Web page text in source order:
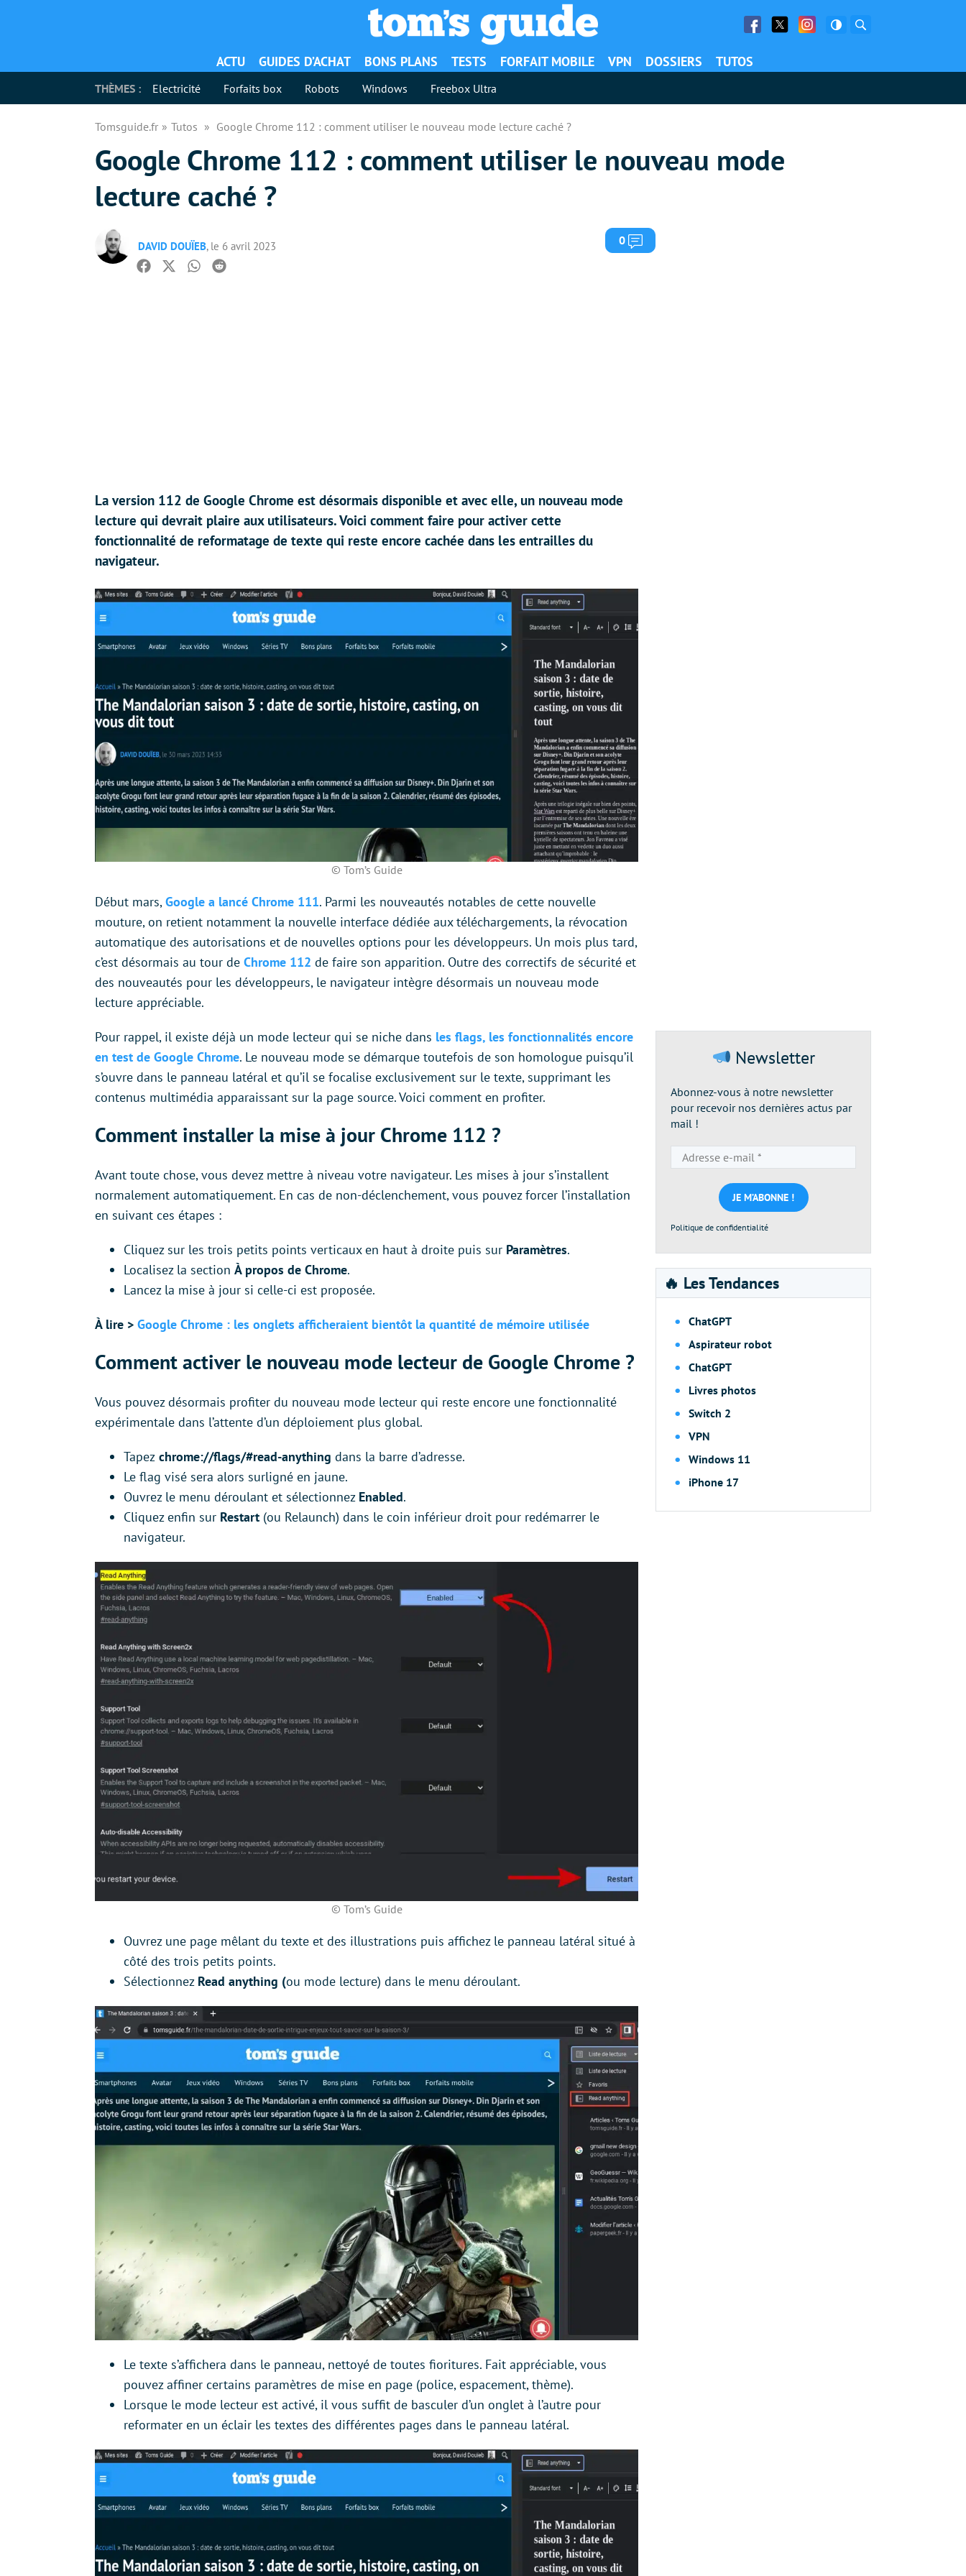
Facebook
Twitter Facebook
ACTU GUIDES D’ACHAT BONS PLANS TESTS FORFAIT MOBILE VPN DOSSIERS TUTOS
THÈMES : Electricité Forfaits box Robots Windows Freebox Ultra
Tomsguide.fr Tutos Google Chrome 112 : comment utiliser le nouveau mode lecture caché ?
Google Chrome 112 : comment utiliser le nouveau mode
lecture caché ?
DAVID DOUÏEB, le 6 avril 2023 0 Commentaires
Facebook
TwitterWhatsapp
Reddit
La version 112 de Google Chrome est désormais disponible et avec elle, un nouveau mode
lecture qui devrait plaire aux utilisateurs. Voici comment faire pour activer cette
fonctionnalité de reformatage de texte qui reste encore cachée dans les entrailles du
navigateur.
© Tom’s Guide
Début mars,Google a lancé Chrome 111. Parmi les nouveautés notables de cette nouvelle
mouture, on retient notamment la nouvelle interface dédiée aux téléchargements, la révocation
automatique des autorisations et de nouvelles options pour les développeurs. Un mois plus tard,
c’est désormais au tour de Chrome 112 de faire son apparition. Outre des correctifs de sécurité et
des nouveautés pour les développeurs, le navigateur intègre désormais un nouveau mode
lecture appréciable.
Pour rappel, il existe déjà un mode lecteur qui se niche dans les flags, les fonctionnalités encore
en test de Google Chrome. Le nouveau mode se démarque toutefois de son homologue puisqu’il
s’ouvre dans le panneau latéral et qu’il se focalise exclusivement sur le texte, supprimant les
contenus multimédia apparaissant sur la page source. Voici comment en profiter.
Comment installer la mise à jour Chrome 112 ?
Avant toute chose, vous devez mettre à niveau votre navigateur. Les mises à jour s’installent
normalement automatiquement. En cas de non-déclenchement, vous pouvez forcer l’installation
en suivant ces étapes :
Cliquez sur les trois petits points verticaux en haut à droite puis sur Paramètres.
Localisez la section À propos de Chrome.
Lancez la mise à jour si celle-ci est proposée.
À lire > Google Chrome : les onglets afficheraient bientôt la quantité de mémoire utilisée
Comment activer le nouveau mode lecteur de Google Chrome ?
Vous pouvez désormais profiter du nouveau mode lecteur qui reste encore une fonctionnalité
expérimentale dans l’attente d’un déploiement plus global.
Tapez chrome://flags/#read-anything dans la barre d’adresse.
Le flag visé sera alors surligné en jaune.
Ouvrez le menu déroulant et sélectionnez Enabled.
Cliquez enfin sur Restart (ou Relaunch) dans le coin inférieur droit pour redémarrer le
navigateur.
© Tom’s Guide
Ouvrez une page mêlant du texte et des illustrations puis affichez le panneau latéral situé à
côté des trois petits points.
Sélectionnez Read anything (ou mode lecture) dans le menu déroulant.
Le texte s’affichera dans le panneau, nettoyé de toutes fioritures. Fait appréciable, vous
pouvez affiner certains paramètres de mise en page (police, espacement, thème).
Lorsque le mode lecteur est activé, il vous suffit de basculer d’un onglet à l’autre pour
reformater en un éclair les textes des différentes pages dans le panneau latéral.
Newsletter
Abonnez-vous à notre newsletter
pour recevoir nos dernières actus par
mail !
e-
mail
*
Politique de confidentialité
🔥 Les Tendances
ChatGPT
Aspirateur robot
ChatGPT
Livres photos
Switch 2
VPN
Windows 11
iPhone 17